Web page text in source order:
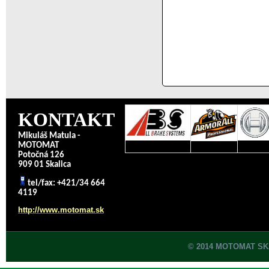
KONTAKT
Mikuláš Matula -
MOTOMAT
Potočná 126
909 01 Skalica
tel/fax: +421/34 664
4119
http://www.motomat.sk
© 2014